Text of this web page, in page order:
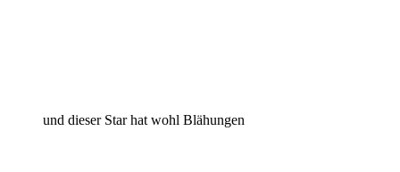
und dieser Star hat wohl Blähungen